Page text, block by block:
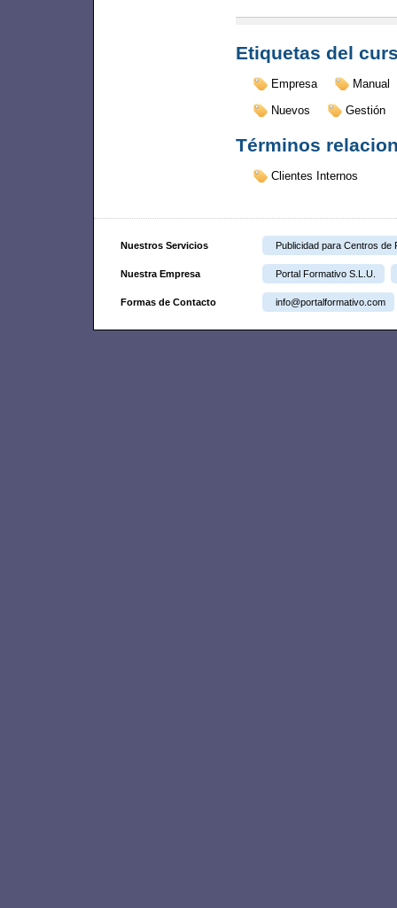
Etiquetas del
Empresa
Manual
Nuevos
Gestión
Términos
Clientes Internos
Nuestros Servicios Publicidad para Centros de
Nuestra Empresa Portal Formativo S.L.U.
Formas de Contacto info@portalformativo.com